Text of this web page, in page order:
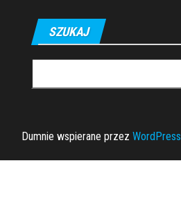
SZUKAJ
Dumnie wspierane przez WordPress